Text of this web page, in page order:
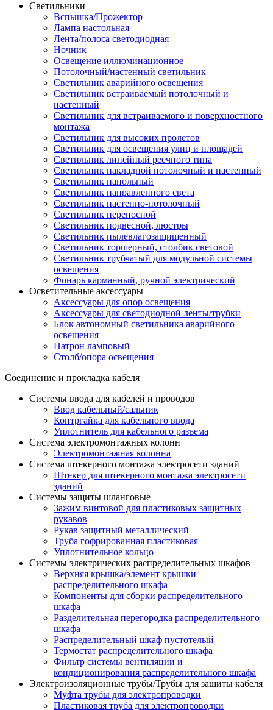
Светильники
Вспышка/Прожектор
Лампа настольная
Лента/полоса светодиодная
Ночник
Освещение иллюминационное
Потолочный/настенный светильник
Светильник аварийного освещения
Светильник встраиваемый потолочный и
настенный
Светильник для встраиваемого и поверхностного
монтажа
Светильник для высоких пролетов
Светильник для освещения улиц и площадей
Светильник линейный реечного типа
Светильник накладной потолочный и настенный
Светильник напольный
Светильник направленного света
Светильник настенно-потолочный
Светильник переносной
Светильник подвесной, люстры
Светильник пылевлагозащищенный
Светильник торшерный, столбик световой
Светильник трубчатый для модульной системы
освещения
Фонарь карманный, ручной электрический
Осветительные аксессуары
Аксессуары для опор освещения
Аксессуары для светодиодной ленты/трубки
Блок автономный светильника аварийного
освещения
Патрон ламповый
Столб/опора освещения
Соединение и прокладка кабеля
Системы ввода для кабелей и проводов
Ввод кабельный/сальник
Контргайка для кабельного ввода
Уплотнитель для кабельного разъема
Система электромонтажных колонн
Электромонтажная колонна
Система штекерного монтажа электросети зданий
Штекер для штекерного монтажа электросети
зданий
Системы защиты шланговые
Зажим винтовой для пластиковых защитных
рукавов
Рукав защитный металлический
Труба гофрированная пластиковая
Уплотнительное кольцо
Системы электрических распределительных шкафов
Верхняя крышка/элемент крышки
распределительного шкафа
Компоненты для сборки распределительного
шкафа
Разделительная перегородка распределительного
шкафа
Распределительный шкаф пустотелый
Термостат распределительного шкафа
Фильтр системы вентиляции и
кондиционирования распределительного шкафа
Электроизоляционные трубы/Трубы для защиты кабеля
Муфта трубы для электропроводки
Пластиковая труба для электропроводки